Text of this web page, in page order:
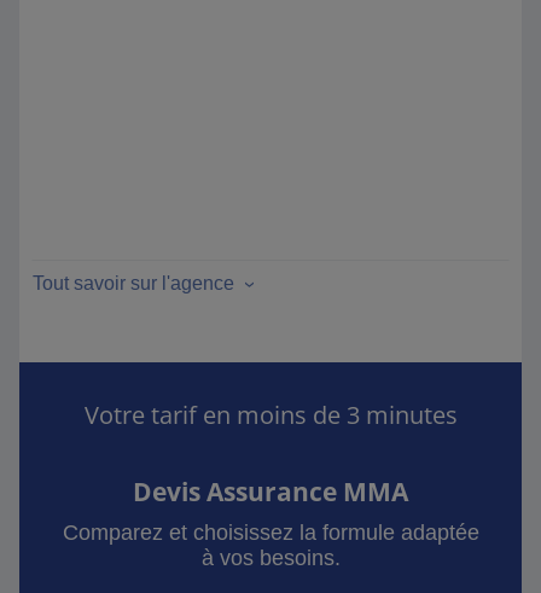
Tout savoir sur l'agence
Votre tarif en moins de 3 minutes
Devis Assurance MMA
Comparez et choisissez la formule adaptée
à vos besoins.